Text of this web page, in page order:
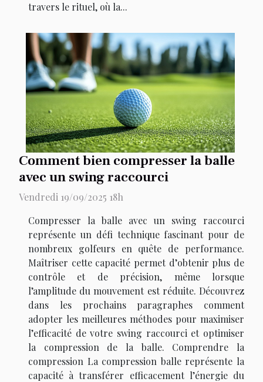
travers le rituel, où la...
Comment bien compresser la balle
avec un swing raccourci
Vendredi 19/09/2025 18h
Compresser la balle avec un swing raccourci
représente un défi technique fascinant pour de
nombreux golfeurs en quête de performance.
Maîtriser cette capacité permet d’obtenir plus de
contrôle et de précision, même lorsque
l’amplitude du mouvement est réduite. Découvrez
dans les prochains paragraphes comment
adopter les meilleures méthodes pour maximiser
l’efficacité de votre swing raccourci et optimiser
la compression de la balle. Comprendre la
compression La compression balle représente la
capacité à transférer efficacement l’énergie du